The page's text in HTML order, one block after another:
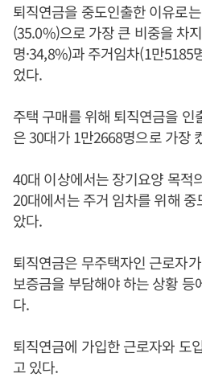
퇴직연금을 중도인출한 이유로
(35.0%)으로 가장 큰 비중을 차
명·34,8%)과 주거임차(1만5185
었다.
주택 구매를 위해 퇴직연금을
은 30대가 1만2668명으로 가장
40대 이상에서는 장기요양 목적
20대에서는 주거 임차를 위해
았다.
퇴직연금은 무주택자인 근로자
보증금을 부담해야 하는 상황 등
다.
퇴직연금에 가입한 근로자와 도
고 있다.